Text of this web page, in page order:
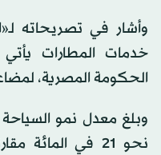
وأشار في تصريحاته
خدمات المطارات
الحكومة المصرية،
وبلغ معدل نمو